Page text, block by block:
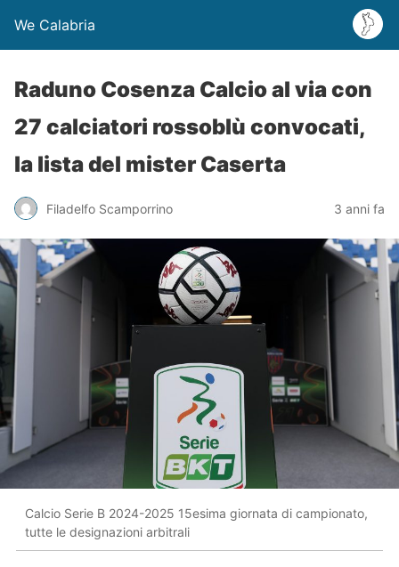
We Calabria
Raduno Cosenza Calcio al via con
27 calciatori rossoblù convocati,
la lista del mister Caserta
Filadelfo Scamporrino 3 anni fa
Calcio Serie B 2024-2025 15esima giornata di campionato,
tutte le designazioni arbitrali